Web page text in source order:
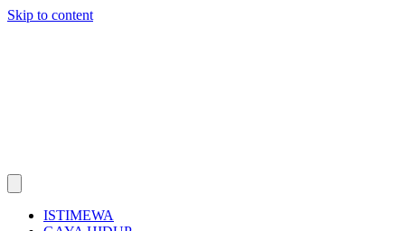
Skip to content
ISTIMEWA